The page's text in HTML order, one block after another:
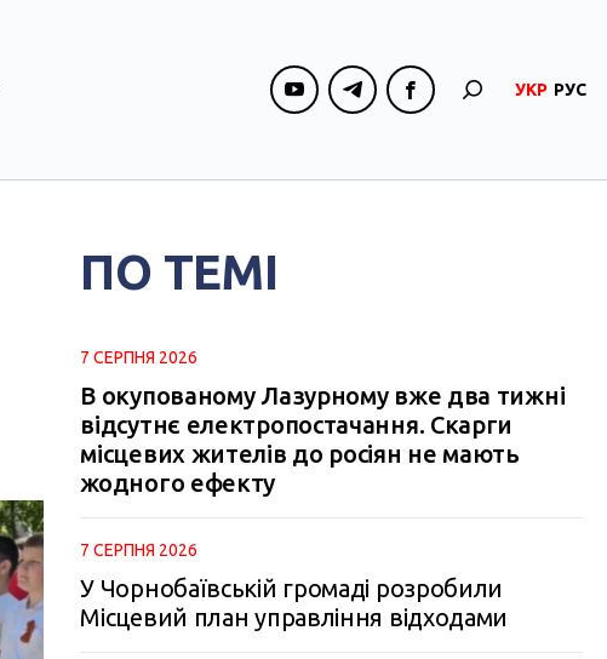
УКР РУС
ПО ТЕМІ
7 СЕРПНЯ 2026
В окупованому Лазурному вже два тижні
відсутнє електропостачання. Скарги
місцевих жителів до росіян не мають
жодного ефекту
7 СЕРПНЯ 2026
У Чорнобаївській громаді розробили
Місцевий план управління відходами